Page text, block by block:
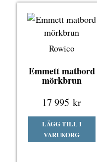
Rowico
Emmett matbord
mörkbrun
17 995kr
LÄGG TILL I
VARUKORG